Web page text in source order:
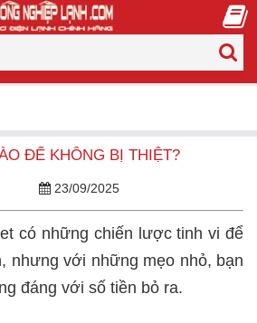
ĐỂ KHÔNG BỊ THIỆT?
23/09/2025
có những chiến lược tinh vi để
nhưng với những mẹo nhỏ, bạn
đáng với số tiền bỏ ra.